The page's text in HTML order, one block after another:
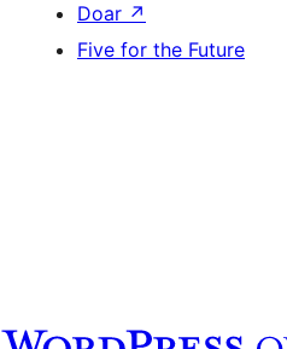
Doar ↗
Five for the Future